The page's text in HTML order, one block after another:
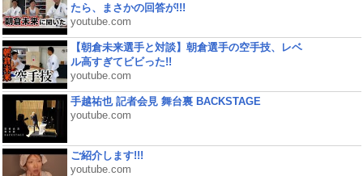
たら、まさかの回答が!!!
youtube.com
【朝倉未来選手と対談】朝倉選手の空手技、レベ
ル高すぎてビビった!!
youtube.com
手越祐也 記者会見 舞台裏 BACKSTAGE
youtube.com
ご紹介します!!!
youtube.com